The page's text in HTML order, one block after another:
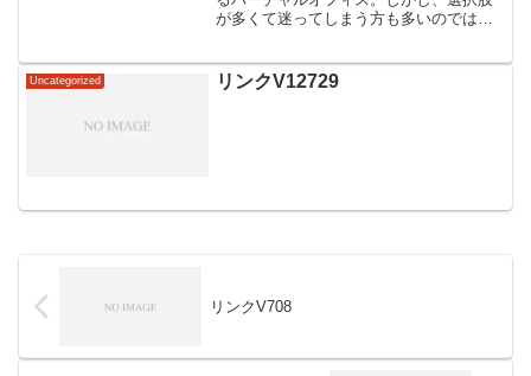
が多くて迷ってしまう方も多いのではな
ルオフィスサービスを比較してみまし
た。選び方やおすすめのサー...
Uncategorized リンクV12729
リンクV708